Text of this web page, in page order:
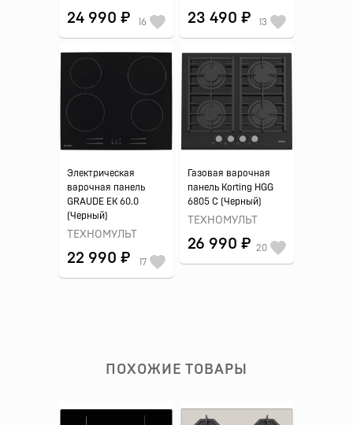
24 990 ₽ 16 23 490 ₽ 13
Электрическая
варочная панель
GRAUDE EK 60.0
(Черный)
ТЕХНОМУЛЬТ
22 990 ₽ 17
Газовая варочная
панель Korting HGG
6805 C (Черный)
ТЕХНОМУЛЬТ
26 990 ₽ 20
ПОХОЖИЕ ТОВАРЫ